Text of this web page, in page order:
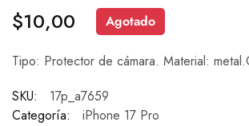
$10,00 Agotado
Tipo: Protector de cámara. Material:
SKU:
17p_a7659
Categoría:
iPhone 17 Pro